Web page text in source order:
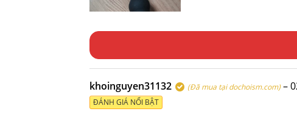
khoinguyen31132 (Đã mua tại dochoism.com) –
ĐÁNH GIÁ NỔI BẬT